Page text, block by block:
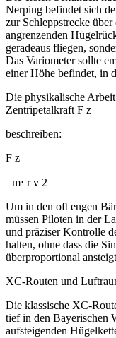
Nerping befindet sich
zur Schleppstrecke
angrenzenden
geradeaus fliegen,
Das Variometer sollte
einer Höhe befindet, in
Die physikalische
Zentripetalkraft F z ​
beschreiben:
F z ​
=m⋅ r v 2 ​
Um in den oft engen
müssen Piloten in der
und präziser Kontrolle
halten, ohne dass die
überproportional
XC-Routen und
Die klassische XC-
tief in den Bayerischen
aufsteigenden